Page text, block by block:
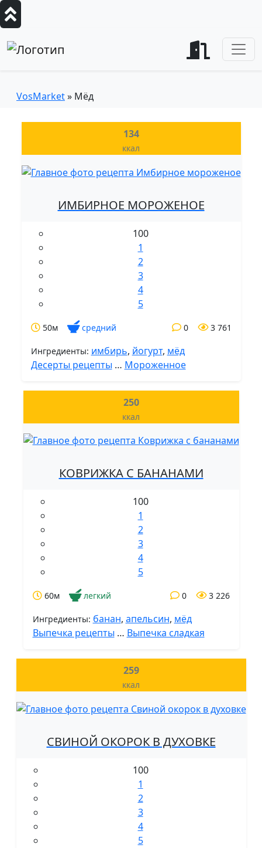
VosMarket» Мёд
134
ккал
ИМБИРНОЕ МОРОЖЕНОЕ
100
1
2
3
4
5
50м средний 3 761
0
Ингредиенты: имбирь, йогурт, мёд
Десерты рецепты … Мороженное
250
ккал
КОВРИЖКА С БАНАНАМИ
100
1
2
3
4
5
60м легкий 3 226
0
Ингредиенты: банан, апельсин, мёд
Выпечка рецепты … Выпечка сладкая
259
ккал
СВИНОЙ ОКОРОК В ДУХОВКЕ
100
1
2
3
4
5